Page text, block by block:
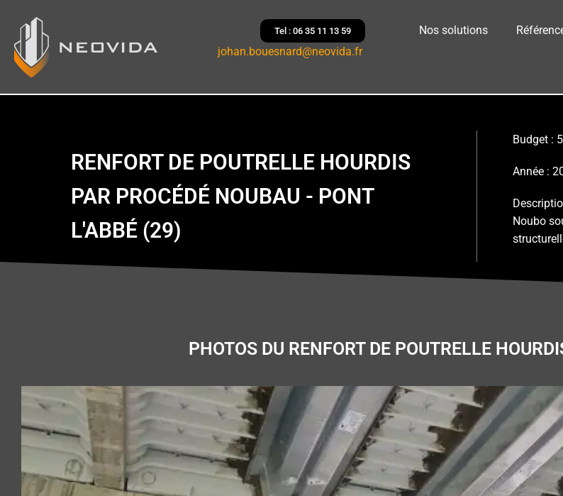
Tel : 06 35 11 13 59
johan.bouesnard@neovida.fr
Nos solutions
RENFORT DE POUTRELLE HOURDIS
PAR PROCÉDÉ NOUBAU - PONT
L'ABBÉ (29)
Budget :
Année :
Noubo
PHOTOS DU RENFORT DE POUTRELLE